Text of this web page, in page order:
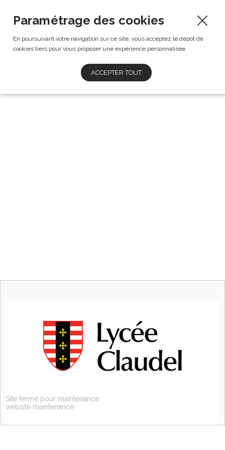
Site fermé pour maintenance.
website maintenance.
Paramétrage des cookies
En poursuivant votre navigation sur ce site, vous acceptez le dépôt de
cookies tiers pour vous proposer une expérience personnalisée.
ACCEPTER TOUT